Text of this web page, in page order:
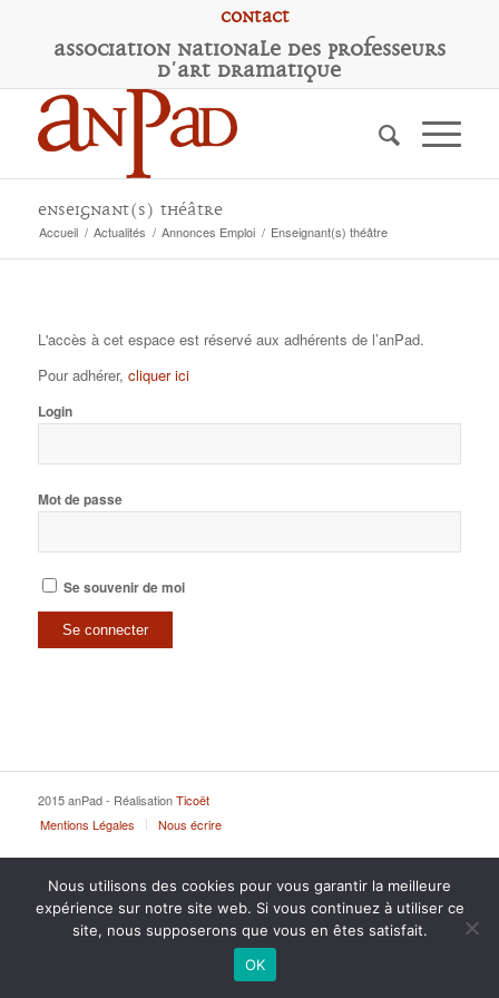
Contact
Association Nationale des Professeurs
d'Art Dramatique
Enseignant(s) théâtre
Accueil / Actualités / Annonces Emploi / Enseignant(s) théâtre
L'accès à cet espace est réservé aux adhérents de l’anPad.
Pour adhérer, cliquer ici
Login
Mot de passe
Se souvenir de moi
2015 anPad - RéalisationTicoët
Mentions Légales
Nous écrire
Nous utilisons des cookies pour vous garantir la meilleure
expérience sur notre site web. Si vous continuez à utiliser ce
site, nous supposerons que vous en êtes satisfait.
OK